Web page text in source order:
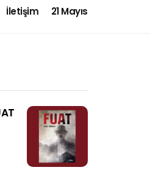
İletişim 21 Mayıs